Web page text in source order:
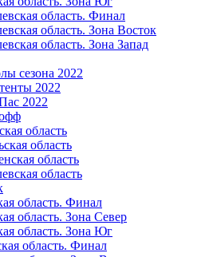
область. Финал
область. Зона Восток
область. Зона Запад
сезона 2022
2022
2022
область
область
область
область
область. Финал
область. Зона Север
область. Зона Юг
область. Финал